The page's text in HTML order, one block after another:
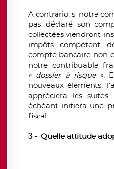
A contrario, si notre
pas déclaré son
collectées viendront
impôts compétent
compte bancaire non
notre contribuable
« dossier à risque ».
nouveaux éléments,
appréciera les
échéant initiera une
fiscal.
3 - Quelle attitude